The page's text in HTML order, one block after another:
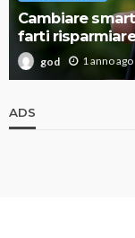
Cambiare
farti
god 1 anno ago
ADS